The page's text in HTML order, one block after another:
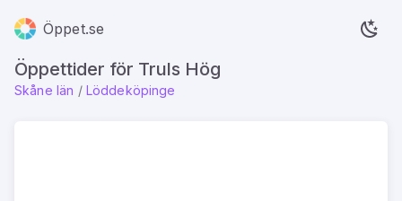
Öppet.se
Öppettider för Truls Hög
Skåne län / Löddeköpinge